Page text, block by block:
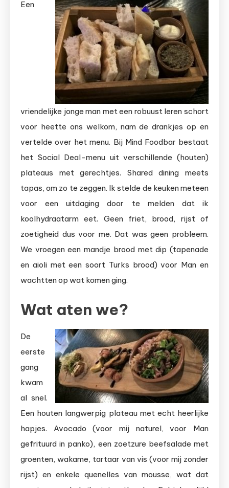
Een
vriendelijke jonge man met een robuust leren schort
voor heette ons welkom, nam de drankjes op en
vertelde over het menu. Bij Mind Foodbar bestaat
het Social Deal-menu uit verschillende (houten)
plateaus met gerechtjes. Shared dining meets
tapas, om zo te zeggen. Ik stelde de keuken meteen
voor een uitdaging door te melden dat ik
koolhydraatarm eet. Geen friet, brood, rijst of
zoetigheid dus voor me. Dat was geen probleem.
We vroegen een mandje brood met dip (tapenade
en aioli met een soort Turks brood) voor Man en
wachtten op wat komen ging.
Wat aten we?
De
eerste
gang
kwam
al snel.
Een houten langwerpig plateau met echt heerlijke
hapjes. Avocado (voor mij naturel, voor Man
gefrituurd in panko), een zoetzure beefsalade met
groenten, wakame, tartaar van vis (voor mij zonder
rijst) en enkele quenelles van mousse, wat dat